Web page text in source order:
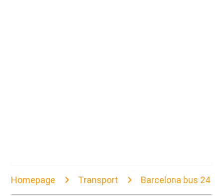
Homepage Transport Barcelona bus 24